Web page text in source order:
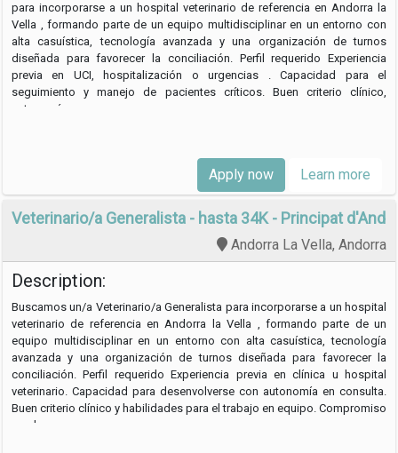
para incorporarse a un hospital veterinario de referencia en Andorra la
Vella , formando parte de un equipo multidisciplinar en un entorno con
alta casuística, tecnología avanzada y una organización de turnos
diseñada para favorecer la conciliación. Perfil requerido Experiencia
previa en UCI, hospitalización o urgencias . Capacidad para el
seguimiento y manejo de pacientes críticos. Buen criterio clínico,
autonomía y …
Apply now Learn more
Veterinario/a Generalista - hasta 34K - Principat
Andorra La Vella, Andorra
Description:
Buscamos un/a Veterinario/a Generalista para incorporarse a un hospital
veterinario de referencia en Andorra la Vella , formando parte de un
equipo multidisciplinar en un entorno con alta casuística, tecnología
avanzada y una organización de turnos diseñada para favorecer la
conciliación. Perfil requerido Experiencia previa en clínica u hospital
veterinario. Capacidad para desenvolverse con autonomía en consulta.
Buen criterio clínico y habilidades para el trabajo en equipo. Compromiso
con la …